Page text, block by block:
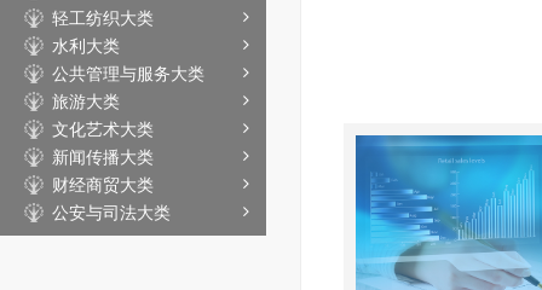
轻工纺织大类
水利大类
公共管理与服务大类
旅游大类
文化艺术大类
新闻传播大类
财经商贸大类
公安与司法大类